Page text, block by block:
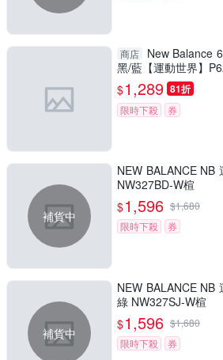
商店
New Balance
黑/藍【運動世界】
$1,289 81折
限時下殺 券
補貨中
NEW BALANCE
NW327BD-W楦
$1,596 $1,680
限時下殺
券
補貨中
NEW BALANCE
綠 NW327SJ-W楦
$1,596 $1,680
限時下殺
券